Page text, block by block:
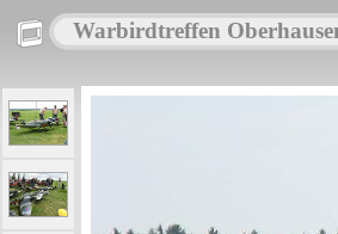
Warbirdtreffen